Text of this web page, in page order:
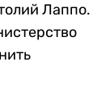
Лаппо.